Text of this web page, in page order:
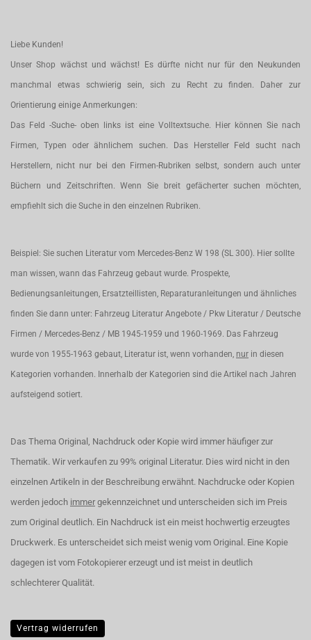
Liebe Kunden!
Unser Shop wächst und wächst! Es dürfte nicht nur für den Neukunden
manchmal etwas schwierig sein, sich zu Recht zu finden. Daher zur
Orientierung einige Anmerkungen:
Das Feld -Suche- oben links ist eine Volltextsuche. Hier können Sie nach
Firmen, Typen oder ähnlichem suchen. Das Hersteller Feld sucht nach
Herstellern, nicht nur bei den Firmen-Rubriken selbst, sondern auch unter
Büchern und Zeitschriften. Wenn Sie breit gefächerter suchen möchten,
empfiehlt sich die Suche in den einzelnen Rubriken.
Beispiel: Sie suchen Literatur vom Mercedes-Benz W 198 (SL 300). Hier sollte
man wissen, wann das Fahrzeug gebaut wurde. Prospekte,
Bedienungsanleitungen, Ersatzteillisten, Reparaturanleitungen und ähnliches
finden Sie dann unter: Fahrzeug Literatur Angebote / Pkw Literatur / Deutsche
Firmen / Mercedes-Benz / MB 1945-1959 und 1960-1969. Das Fahrzeug
wurde von 1955-1963 gebaut, Literatur ist, wenn vorhanden, nur in diesen
Kategorien vorhanden. Innerhalb der Kategorien sind die Artikel nach Jahren
aufsteigend sotiert.
Das Thema Original, Nachdruck oder Kopie wird immer häufiger zur
Thematik. Wir verkaufen zu 99% original Literatur. Dies wird nicht in den
einzelnen Artikeln in der Beschreibung erwähnt. Nachdrucke oder Kopien
werden jedoch immer gekennzeichnet und unterscheiden sich im Preis
zum Original deutlich. Ein Nachdruck ist ein meist hochwertig erzeugtes
Druckwerk. Es unterscheidet sich meist wenig vom Original. Eine Kopie
dagegen ist vom Fotokopierer erzeugt und ist meist in deutlich
schlechterer Qualität.
Vertrag widerrufen